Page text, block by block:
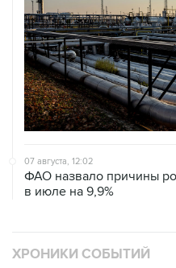
07 августа, 12:02
ФАО назвало причины
в июле на 9,9%
ХРОНИКИ СОБЫТИЙ